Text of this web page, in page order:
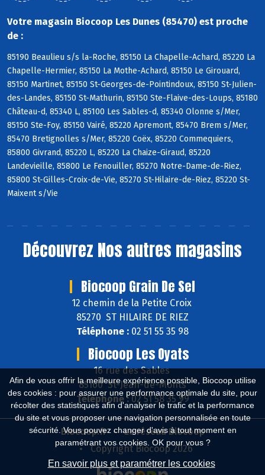
Afin de vous offrir la meilleure expérience possible, Biocoop utilise
des cookies : pour assurer une performance optimale du site, pour
récolter des statistiques afin d'analyser le trafic et la performance
du site et vous proposer une navigation personnalisée en toute
sécurité. Vous pouvez changer d'avis à tout moment en
paramétrant vos cookies. OK pour vous ?
En savoir plus et paramétrer les cookies
Votre magasin Biocoop Les Dunes (85470) est proche
de :
85190 Beaulieu s/s la-Roche, 85150 La Chapelle-Achard, 85220 La
Chapelle-Hermier, 85150 La Mothe-Achard, 85150 Le Girouard,
85150 Martinet, 85150 St-Georges-de-Pointindoux, 85150 St-Julien-
des-Landes, 85150 St-Mathurin, 85150 Ste-Flaive-des-Loups, 85180
Château-d, 85340 L, 85100 Les Sables-d, 85340 Olonne s/Mer,
85150 Ste-Foy, 85150 Vairé, 85220 Apremont, 85470 Brem s/Mer,
85470 Bretignolles s/Mer, 85220 Coëx, 85220 Commequiers,
85800 Givrand, 85220 L, 85220 La Chaize-Giraud, 85220
Landevieille, 85800 Le Fenouiller, 85270 Notre-Dame-de-Riez,
85800 St-Gilles-Croix-de-Vie, 85270 St-Hilaire-de-Riez, 85220 St-
Maixent s/Vie
Découvrez Nos autres magasins
Biocoop Grain De Sel
12 chemin de la Petite Croix
85270 ST HILAIRE DE RIEZ
Téléphone : 02 51 55 35 98
Biocoop Les Oyats
16 rue des Sables
85160 St-Jean-de-Monts
Téléphone :02 51 58 35 99
Biocoop.fr
Le réseau Biocoop
Copyright Biocoop 2026